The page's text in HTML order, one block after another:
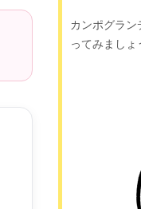
カンポグラ
ってみましょ